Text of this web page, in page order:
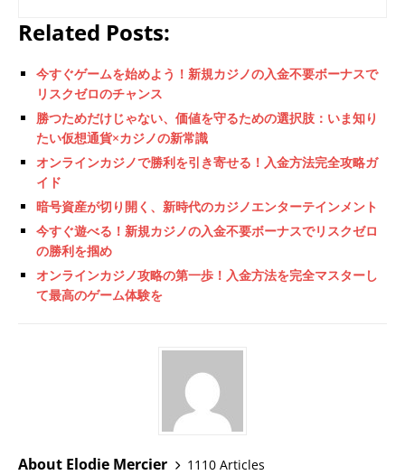
Related Posts:
今すぐゲームを始めよう！新規カジノの入金不要ボーナスで
リスクゼロのチャンス
勝つためだけじゃない、価値を守るための選択肢：いま知り
たい仮想通貨×カジノの新常識
オンラインカジノで勝利を引き寄せる！入金方法完全攻略ガ
イド
暗号資産が切り開く、新時代のカジノエンターテインメント
今すぐ遊べる！新規カジノの入金不要ボーナスでリスクゼロ
の勝利を掴め
オンラインカジノ攻略の第一歩！入金方法を完全マスターし
て最高のゲーム体験を
About Elodie Mercier
1110 Articles